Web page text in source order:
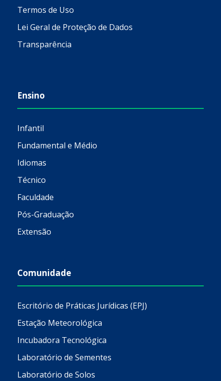
Termos de Uso
Lei Geral de Proteção de Dados
Transparência
Ensino
Infantil
Fundamental e Médio
Idiomas
Técnico
Faculdade
Pós-Graduação
Extensão
Comunidade
Escritório de Práticas Jurídicas (EPJ)
Estação Meteorológica
Incubadora Tecnológica
Laboratório de Sementes
Laboratório de Solos